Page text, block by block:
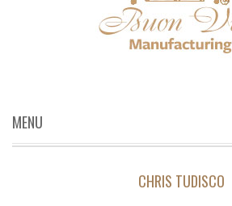
MENU
CHRIS TUDISCO